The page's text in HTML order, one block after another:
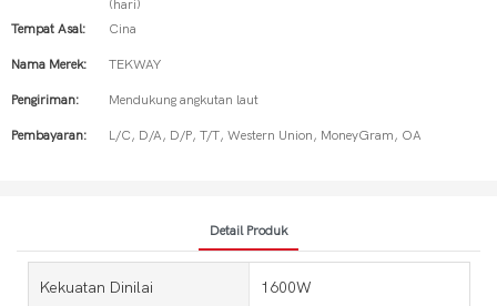
(hari)
Tempat Asal:
Cina
Nama Merek: TEKWAY
Pengiriman: Mendukung angkutan laut
Pembayaran: L/C, D/A, D/P, T/T, Western Union, MoneyGram, OA
Detail Produk
Kekuatan Dinilai 1600W